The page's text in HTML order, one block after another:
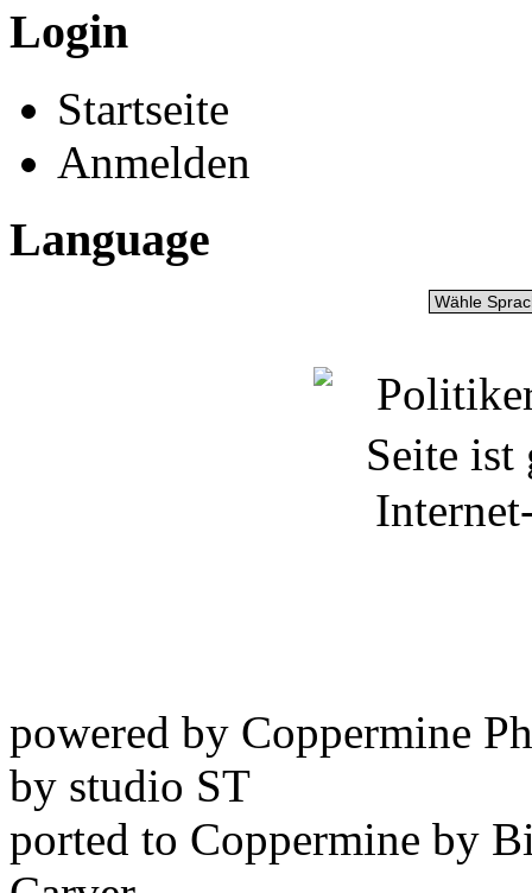
Login
Startseite
Anmelden
Language
powered by Coppermine
by studio ST
ported to Coppermine by